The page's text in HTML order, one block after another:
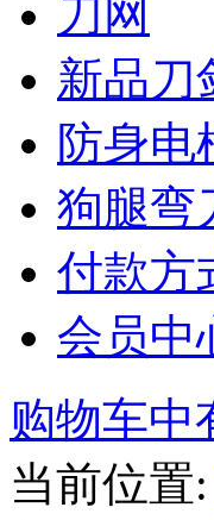
刀网
新品刀
防身电
狗腿弯
付款方
会员中
购物车中
当前位置: